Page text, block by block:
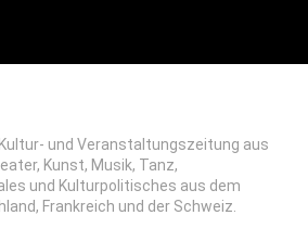
und Veranstaltungszeitung aus
Kunst, Musik, Tanz,
und Kulturpolitisches aus dem
Frankreich und der Schweiz.